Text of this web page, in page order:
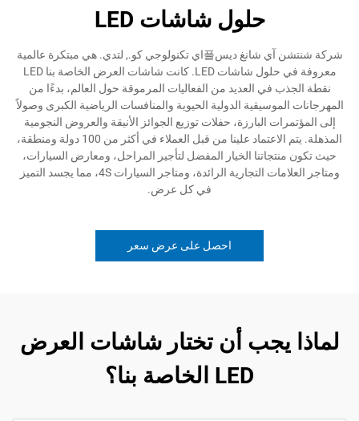
حلول شاشات LED
شركة شنتشن آي شانغ ديس플اي تكنولوجي كو., لتدي. هي مبتكرة عالمية
معروفة في حلول شاشات LED. كانت شاشات العرض الخاصة بنا LED
في العديد من الفعاليات المرموقة حول العالم، بدءًا من
الدولية الحيوية والمنافسات الرياضية الكبرى وصولاً
البارزة، حفلات توزيع الجوائز الأنيقة والعروض النجومية
المذهلة. يتم الاعتماد علينا من قبل العملاء في أكثر من 100 دولة ومنطقة،
الخيار المفضل لتأجير المراحل، ومعارض السيارات،
ومتاجر العلامات التجارية الرائدة، ومتاجر السيارات 4S، مما يجسد التميز
احصل على عرض سعر
يجب أن تختار شاشات العرض